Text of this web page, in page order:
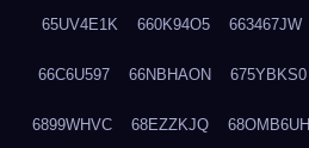
65UV4E1K 660K94O5 663467JW
66C6U597 66NBHAON 675YBKS0
6899WHVC 68EZZKJQ 68OMB6UH